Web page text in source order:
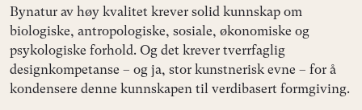
Bynatur av høy kvalitet krever solid kunnskap om
biologiske, antropologiske, sosiale, økonomiske og
psykologiske forhold. Og det krever tverrfaglig
designkompetanse – og ja, stor kunstnerisk evne – for å
kondensere denne kunnskapen til verdibasert formgiving.